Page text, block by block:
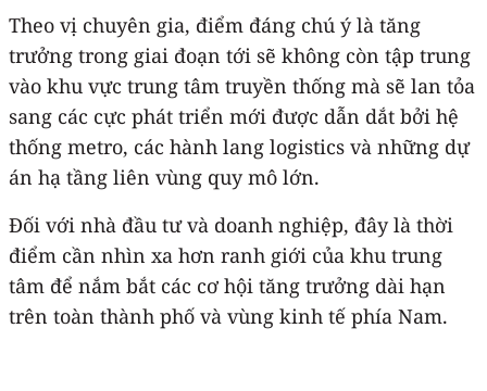
Theo vị chuyên gia, điểm đáng chú ý là tăng
trưởng trong giai đoạn tới sẽ không còn tập trung
vào khu vực trung tâm truyền thống mà sẽ lan tỏa
sang các cực phát triển mới được dẫn dắt bởi hệ
thống metro, các hành lang logistics và những dự
án hạ tầng liên vùng quy mô lớn.
Đối với nhà đầu tư và doanh nghiệp, đây là thời
điểm cần nhìn xa hơn ranh giới của khu trung
tâm để nắm bắt các cơ hội tăng trưởng dài hạn
trên toàn thành phố và vùng kinh tế phía Nam.